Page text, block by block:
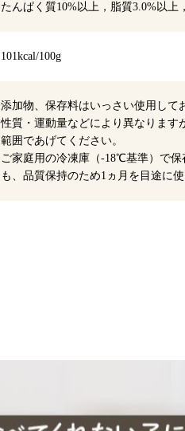
たんぱく質10%以上，脂質3.0%以
101kcal/100g
添加物、保存料はいっさい使用して
性質・運動量などにより異なります
範囲であげてください。
ご家庭用の冷凍庫（-18℃基準）で
も、品質保持のため1ヵ月を目途に